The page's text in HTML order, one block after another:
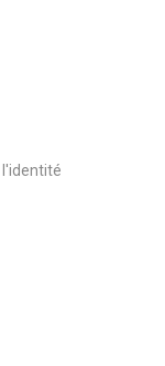
l'identité